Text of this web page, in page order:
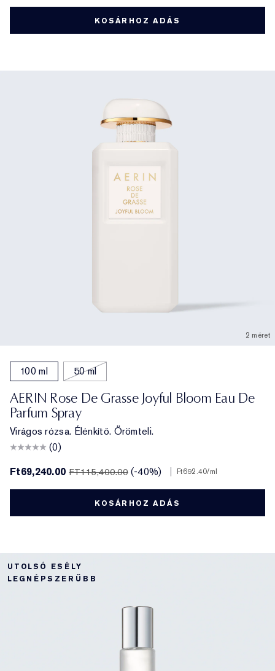
KOSÁRHOZ ADÁS
2 méret
100 ml 50 ml
AERIN Rose De Grasse Joyful Bloom Eau De
Parfum Spray
Virágos rózsa. Élénkítő. Örömteli.
(0)
Ft69,240.00FT115,400.00 (-40%) Ft692.40/ml
KOSÁRHOZ ADÁS
UTOLSÓ ESÉLY
LEGNÉPSZERŰBB